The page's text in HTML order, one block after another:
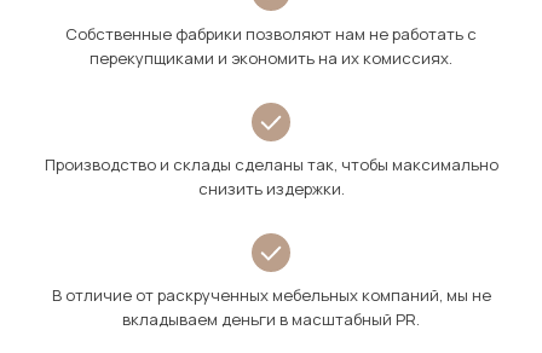
Собственные фабрики позволяют нам не работать с
перекупщиками и экономить на их комиссиях.
Производство и склады сделаны так, чтобы максимально
снизить издержки.
В отличие от раскрученных мебельных компаний, мы не
вкладываем деньги в масштабный PR.